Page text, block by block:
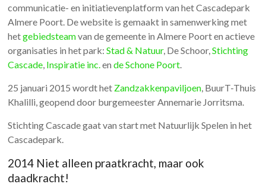
communicatie- en initiatievenplatform van het Cascadepark
Almere Poort. De website is gemaakt in samenwerking met
hetgebiedsteamvan de gemeente in Almere Poort en actieve
organisaties in het park:Stad & Natuur, De Schoor,Stichting
Cascade, Inspiratie inc.ende Schone Poort.
25 januari 2015 wordt het Zandzakkenpaviljoen, BuurT-Thuis
Khalilli, geopend door burgemeester Annemarie Jorritsma.
Stichting Cascade gaat van start met Natuurlijk Spelen in het
Cascadepark.
2014 Niet alleen praatkracht, maar ook
daadkracht!